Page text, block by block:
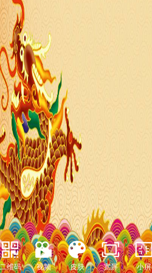
维码 视频 皮肤 宽屏 小屏